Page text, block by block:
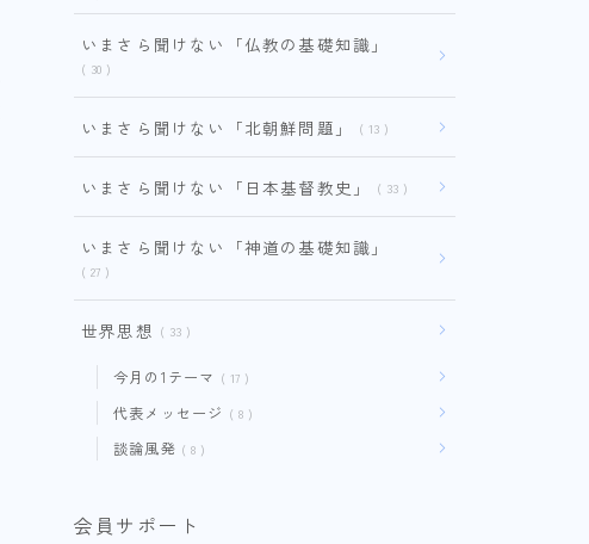
いまさら聞けない「仏教の基礎知識」
30
いまさら聞けない「北朝鮮問題」 13
いまさら聞けない「日本基督教史」 33
いまさら聞けない「神道の基礎知識」
27
世界思想 33
今月の1テーマ 17
代表メッセージ 8
談論風発 8
会員サポート